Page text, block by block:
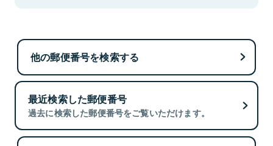
他の郵便番号を検索する
最近検索した郵便番号
過去に検索した郵便番号をご覧いただけます。